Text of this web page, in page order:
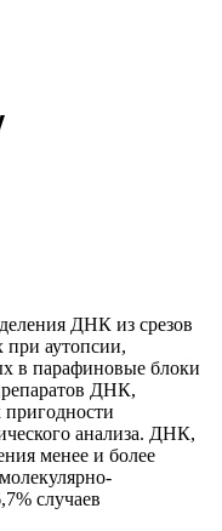
ДНК из срезов
при аутопсии,
в парафиновые блоки
ДНК,
анализа. ДНК,
менее и более
случаев